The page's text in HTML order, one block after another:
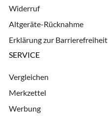
Widerruf
Altgeräte-Rücknahme
Erklärung zur Barrierefreiheit
SERVICE
Vergleichen
Merkzettel
Werbung